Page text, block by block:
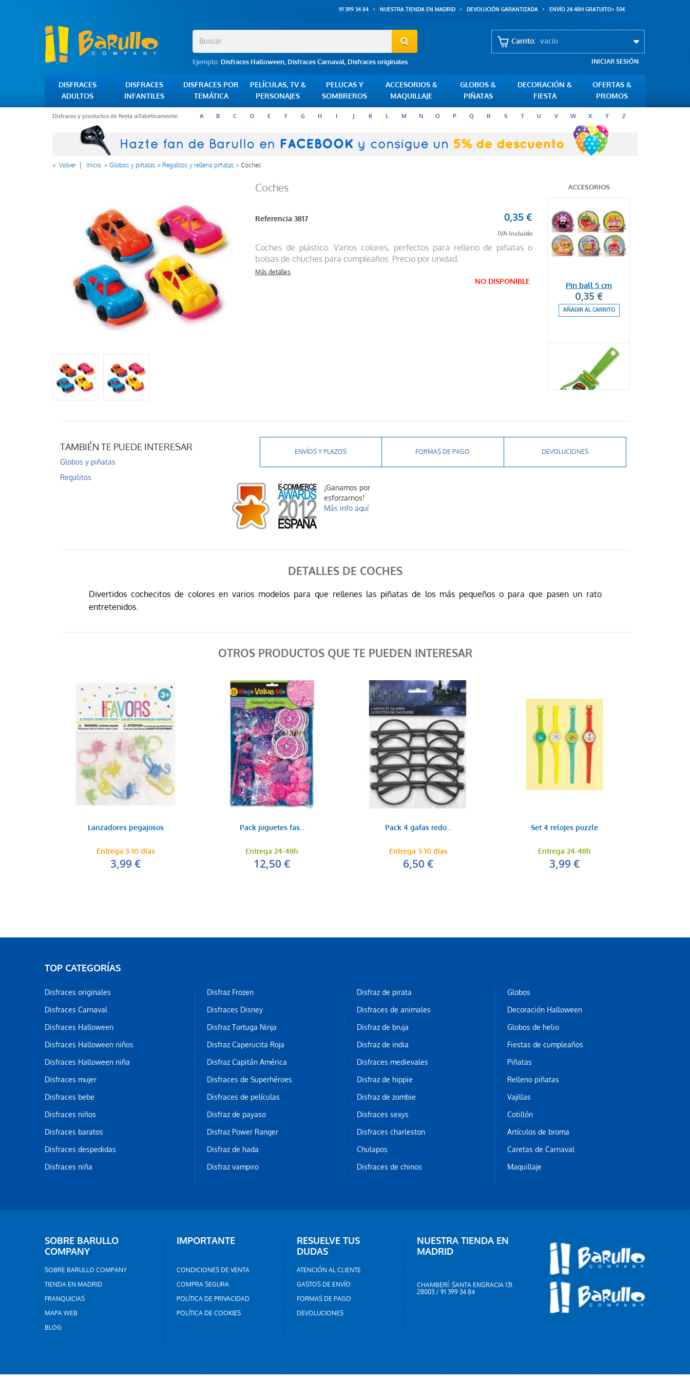
91 399 34 84 NUESTRA TIENDA EN MADRID DEVOLUCIÓN GARANTIZADA ENVÍO 24-48H GRATUITO> 50€
Ejemplo: Disfraces Halloween, Disfraces Carnaval, Disfraces originales
Carrito: vacío
INICIAR SESIÓN
DISFRACES
ADULTOS
DISFRACES
INFANTILES
DISFRACES POR
TEMÁTICA
PELÍCULAS, TV &
PERSONAJES
PELUCAS Y
SOMBREROS
ACCESORIOS &
MAQUILLAJE
GLOBOS &
PIÑATAS
DECORACIÓN &
FIESTA
OFERTAS &
PROMOS
Disfraces y productos de fiesta alfabéticamente: A B C D E F G H I J K L M N O P Q R S T U V W X Y Z
< Volver Inicio >Globos y piñatas > Regalitos y relleno piñatas >Coches
Coches
Referencia 3817 0,35 €
Coches de plástico. Varios colores, perfectos para relleno de piñatas o
bolsas de chuches para cumpleaños. Precio por unidad.
Más detalles
NO DISPONIBLE
ACCESORIOS
Pin ball 5 cm
0,35 €
AÑADIR AL CARRITO
0,35 €
AÑADIR AL CARRITO
AÑADIR AL CARRITO
0,35 €
AÑADIR AL CARRITO
Manos aplauso peq...
Baraja naipes
Rana saltarina
TAMBIÉN TE PUEDE INTERESAR
Globos y piñatas
Regalitos
ENVÍOS Y PLAZOS FORMAS DE PAGO DEVOLUCIONES
¡Ganamos por
esforzarnos!
Más info aquí
DETALLES DE COCHES
Divertidos cochecitos de colores en varios modelos para que rellenes las piñatas de los más pequeños o para que pasen un rato
entretenidos.
OTROS PRODUCTOS QUE TE PUEDEN INTERESAR
Lanzadores pegajosos
Entrega 3-10 días
3,99 €
Pack juguetes fas...
Entrega 24-48h
12,50 €
Pack 4 gafas redo...
Entrega 3-10 días
6,50 €
Set 4 relojes puzzle
Entrega 24-48h
3,99 €
TOP CATEGORÍAS
Disfraces originales
Disfraces Carnaval
Disfraces Halloween
Disfraces Halloween niños
Disfraces Halloween niña
Disfraces mujer
Disfraces bebe
Disfraces niños
Disfraces baratos
Disfraces despedidas
Disfraces niña
Disfraz Frozen
Disfraces Disney
Disfraz Tortuga Ninja
Disfraz Caperucita Roja
Disfraz Capitán América
Disfraces de Superhéroes
Disfraces de películas
Disfraz de payaso
Disfraz Power Ranger
Disfraz de hada
Disfraz vampiro
Disfraz de pirata
Disfraces de animales
Disfraz de bruja
Disfraz de india
Disfraces medievales
Disfraz de hippie
Disfraz de zombie
Disfraces sexys
Disfraces charleston
Chulapos
Disfraces de chinos
Globos
Decoración Halloween
Globos de helio
Fiestas de cumpleaños
Piñatas
Relleno piñatas
Vajillas
Cotillón
Artículos de broma
Caretas de Carnaval
Maquillaje
SOBRE BARULLO
COMPANY
SOBRE BARULLO COMPANY
TIENDA EN MADRID
FRANQUICIAS
MAPA WEB
BLOG
IMPORTANTE
CONDICIONES DE VENTA
COMPRA SEGURA
POLÍTICA DE PRIVACIDAD
POLÍTICA DE COOKIES
RESUELVE TUS
DUDAS
ATENCIÓN AL CLIENTE
GASTOS DE ENVÍO
FORMAS DE PAGO
DEVOLUCIONES
NUESTRA TIENDA EN
MADRID
CHAMBERÍ: SANTA ENGRACIA 131.
28003 / 91 399 34 84